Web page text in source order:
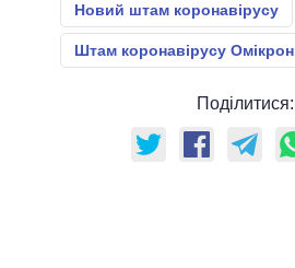
Новий штам коронавірусу
Штам коронавірусу Омікрон
Поділитися: